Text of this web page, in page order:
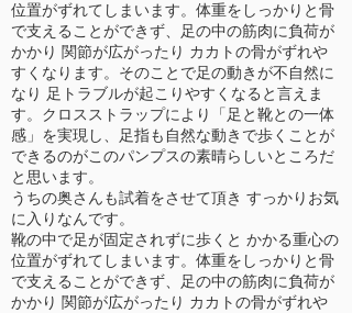
位置がずれてしまいます。体重をしっかりと骨
で支えることができず、足の中の筋肉に負荷が
かかり 関節が広がったり カカトの骨がずれや
すくなります。そのことで足の動きが不自然に
なり 足トラブルが起こりやすくなると言えま
す。クロスストラップにより「足と靴との一体
感」を実現し、足指も自然な動きで歩くことが
できるのがこのパンプスの素晴らしいところだ
と思います。
うちの奥さんも試着をさせて頂き すっかりお気
に入りなんです。
靴の中で足が固定されずに歩くと かかる重心の
位置がずれてしまいます。体重をしっかりと骨
で支えることができず、足の中の筋肉に負荷が
かかり 関節が広がったり カカトの骨がずれや